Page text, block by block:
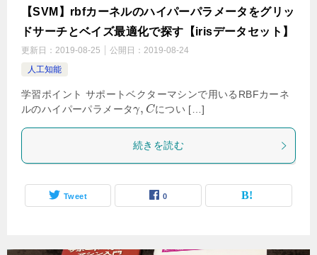
【SVM】rbfカーネルのハイパーパラメータをグリッ
ドサーチとベイズ最適化で探す【irisデータセット】
更新日： 2019-08-25 公開日： 2019-08-24
人工知能
学習ポイント サポートベクターマシンで用いるRBFカーネ
ルのハイパーパラメータγ, Cについ […]
続きを読む
Tweet 0